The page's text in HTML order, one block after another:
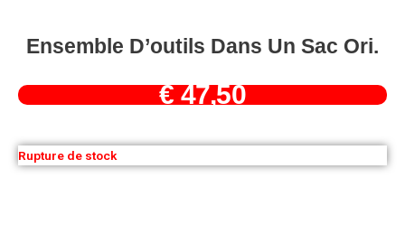
Ensemble D’outils Dans Un Sac Ori.
€47,50
Rupture de stock